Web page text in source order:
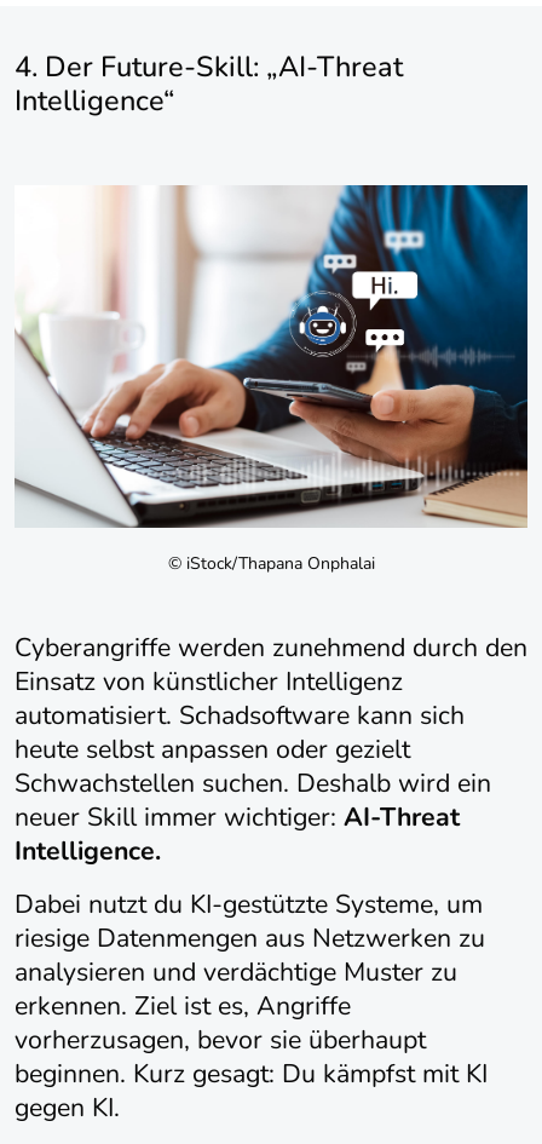
4. Der Future-Skill: „AI-Threat
Intelligence“
© iStock/Thapana Onphalai
Cyberangriffe werden zunehmend durch den
Einsatz von künstlicher Intelligenz
automatisiert. Schadsoftware kann sich
heute selbst anpassen oder gezielt
Schwachstellen suchen. Deshalb wird ein
neuer Skill immer wichtiger: AI-Threat
Intelligence.
Dabei nutzt du KI-gestützte Systeme, um
riesige Datenmengen aus Netzwerken zu
analysieren und verdächtige Muster zu
erkennen. Ziel ist es, Angriffe
vorherzusagen, bevor sie überhaupt
beginnen. Kurz gesagt: Du kämpfst mit KI
gegen KI.